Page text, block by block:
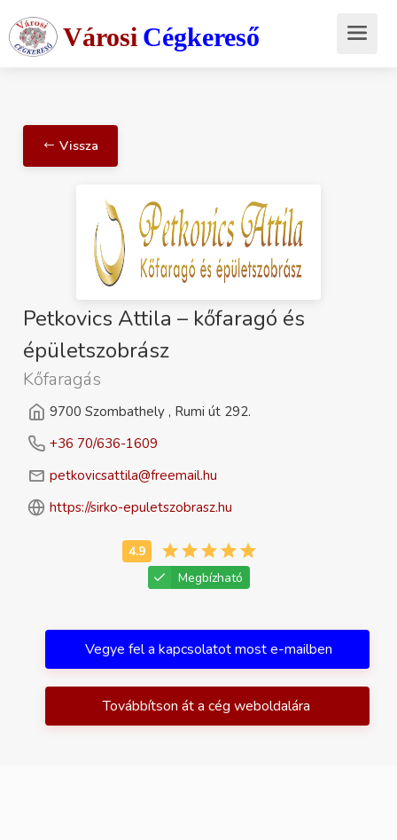
Városi Cégkereső
Vissza
Petkovics Attila – kőfaragó és
épületszobrász
Kőfaragás
9700 Szombathely , Rumi út 292.
+36 70/636-1609
petkovicsattila@freemail.hu
https://sirko-epuletszobrasz.hu
Megbízható
Vegye fel a kapcsolatot most e-mailben
Továbbítson át a cég weboldalára